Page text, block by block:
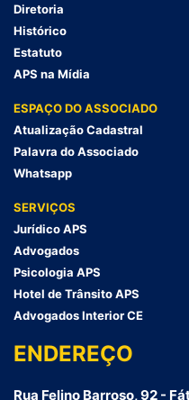
Diretoria
Histórico
Estatuto
APS na Mídia
ESPAÇO DO ASSOCIADO
Atualização Cadastral
Palavra do Associado
Whatsapp
SERVIÇOS
Jurídico APS
Advogados
Psicologia APS
Hotel de Trânsito APS
Advogados Interior CE
ENDEREÇO
Rua Felino Barroso, 92 -